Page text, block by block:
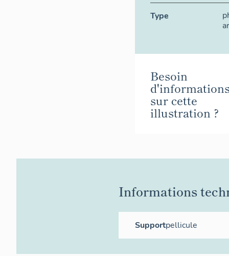
Type
Besoin
sur cette
illustration ?
Informations
Supportpellicule